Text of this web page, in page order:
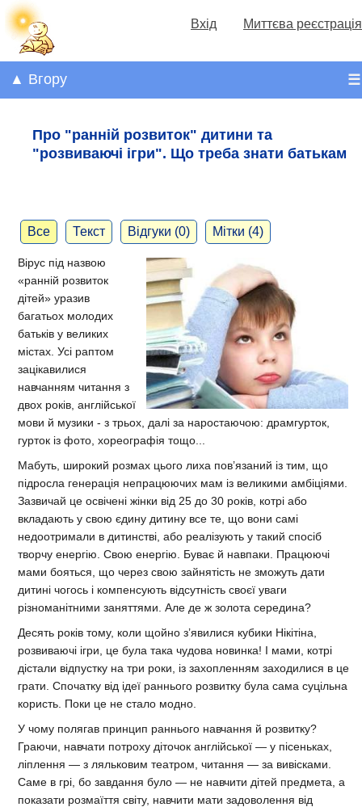
Вхід Миттєва реєстрація
☰
▲ Вгору
Про "ранній розвиток" дитини та
"розвиваючі ігри". Що треба знати батькам
Все Текст Відгуки (0) Мітки (4)
Вірус під назвою
«ранній розвиток
дітей» уразив
багатьох молодих
батьків у великих
містах. Усі раптом
зацікавилися
навчанням читання з
двох років, англійської
мови й музики - з трьох, далі за наростаючою: драмгурток,
гурток із фото, хореографія тощо...
Мабуть, широкий розмах цього лиха пов’язаний із тим, що
підросла генерація непрацюючих мам із великими амбіціями.
Зазвичай це освічені жінки від 25 до 30 років, котрі або
вкладають у свою єдину дитину все те, що вони самі
недоотримали в дитинстві, або реалізують у такий спосіб
творчу енергію. Свою енергію. Буває й навпаки. Працюючі
мами бояться, що через свою зайнятість не зможуть дати
дитині чогось і компенсують відсутність своєї уваги
різноманітними заняттями. Але де ж золота середина?
Десять років тому, коли щойно з’явилися кубики Нікітіна,
розвиваючі ігри, це була така чудова новинка! І мами, котрі
дістали відпустку на три роки, із захопленням заходилися в це
грати. Спочатку від ідеї раннього розвитку була сама суцільна
користь. Поки це не стало модно.
У чому полягав принцип раннього навчання й розвитку?
Граючи, навчати потроху діточок англійської — у пісеньках,
ліплення — з ляльковим театром, читання — за вивісками.
Саме в грі, бо завдання було — не навчити дітей предмета, а
показати розмаїття світу, навчити мати задоволення від